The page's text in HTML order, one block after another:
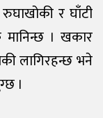
र घाँटी
। खकार
लागिरहन्छ भने
।